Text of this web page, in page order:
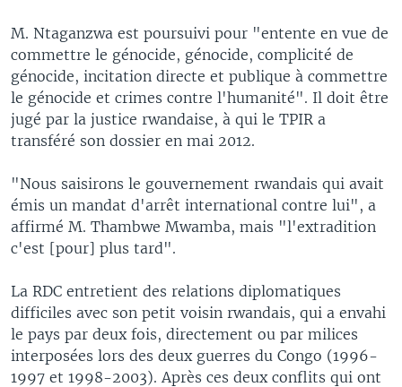
M. Ntaganzwa est poursuivi pour "entente en vue de
commettre le génocide, génocide, complicité de
génocide, incitation directe et publique à commettre
le génocide et crimes contre l'humanité". Il doit être
jugé par la justice rwandaise, à qui le TPIR a
transféré son dossier en mai 2012.
"Nous saisirons le gouvernement rwandais qui avait
émis un mandat d'arrêt international contre lui", a
affirmé M. Thambwe Mwamba, mais "l'extradition
c'est [pour] plus tard".
La RDC entretient des relations diplomatiques
difficiles avec son petit voisin rwandais, qui a envahi
le pays par deux fois, directement ou par milices
interposées lors des deux guerres du Congo (1996-
1997 et 1998-2003). Après ces deux conflits qui ont